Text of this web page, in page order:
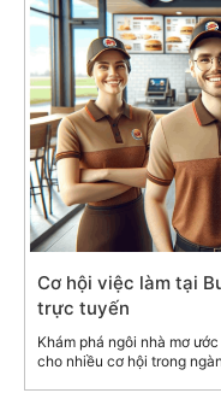
Cơ hội việc làm tại
trực tuyến
Khám phá ngôi nhà mơ
cho nhiều cơ hội trong